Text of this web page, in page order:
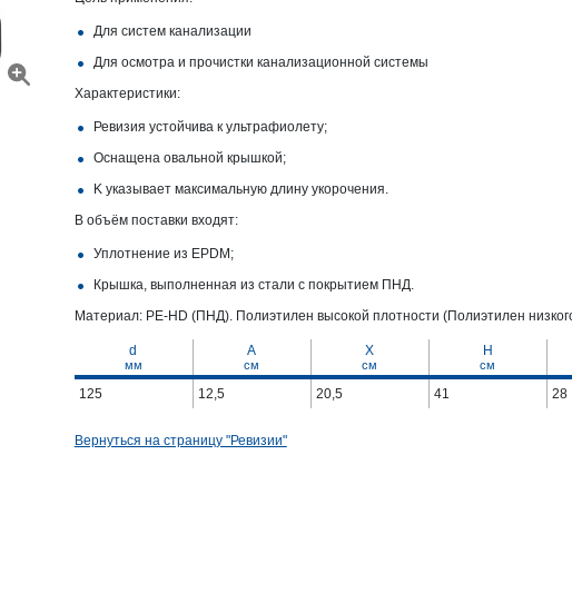
Для систем канализации
Для осмотра и прочистки канализационной системы
Характеристики:
Ревизия устойчива к ультрафиолету;
Оснащена овальной крышкой;
K указывает максимальную длину укорочения.
В объём поставки входят:
Уплотнение из EPDM;
Крышка, выполненная из стали с покрытием ПНД.
Материал: PE-HD (ПНД). Полиэтилен высокой плотности (Полиэтилен
d A X H
мм cм cм cм
125 12,5 20,5 41 28
Вернуться на страницу "Ревизии"